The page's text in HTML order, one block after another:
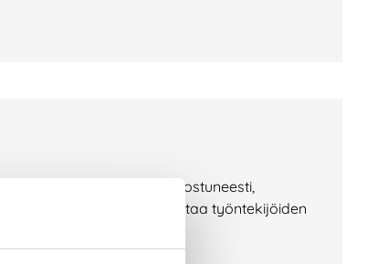
ihminen tekee työnsä innostuneesti,
on ollut luontevaa panostaa työntekijöiden